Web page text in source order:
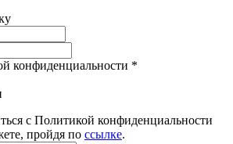
конфиденциальности *
с Политикой конфиденциальности
пройдя по ссылке.